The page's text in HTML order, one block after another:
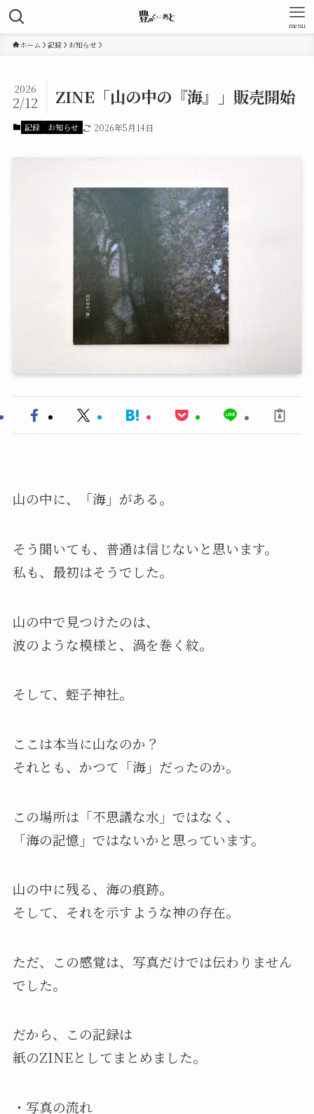
menu
ホーム 記録 お知らせ
ZINE「山の中の『海』」販売開始
2026
2/12
記録 お知らせ 2026年5月14日
山の中に、「海」がある。
そう聞いても、普通は信じないと思います。
私も、最初はそうでした。
山の中で見つけたのは、
波のような模様と、渦を巻く紋。
そして、蛭子神社。
ここは本当に山なのか？
それとも、かつて「海」だったのか。
この場所は「不思議な水」ではなく、
「海の記憶」ではないかと思っています。
山の中に残る、海の痕跡。
そして、それを示すような神の存在。
ただ、この感覚は、写真だけでは伝わりません
でした。
だから、この記録は
紙のZINEとしてまとめました。
・写真の流れ